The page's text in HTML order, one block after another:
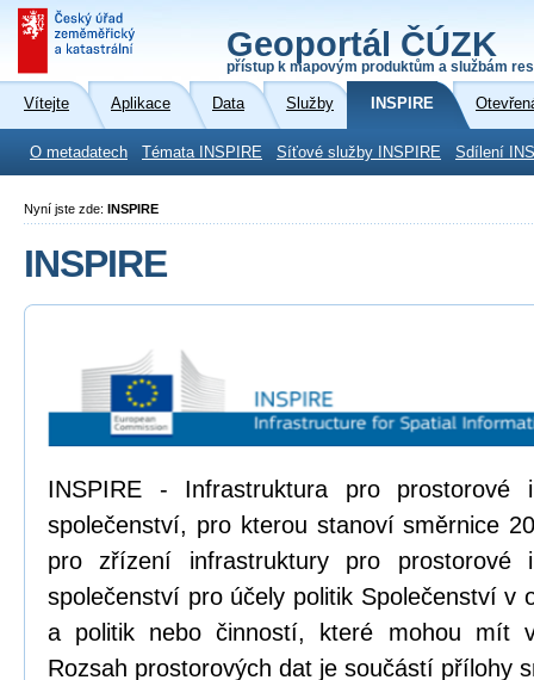
Geoportál ČÚZK
přístup k mapovým produktům a službám
Vítejte Aplikace Data Služby INSPIRE
O metadatech Témata INSPIRE Síťové služby INSPIRE Sdílení
Nyní jste zde: INSPIRE
INSPIRE
INSPIRE - Infrastruktura pro prostorové
společenství, pro kterou stanoví směrnice
pro zřízení infrastruktury pro prostorové
společenství pro účely politik Společenství v
a politik nebo činností, které mohou mít
Rozsah prostorových dat je součástí přílohy